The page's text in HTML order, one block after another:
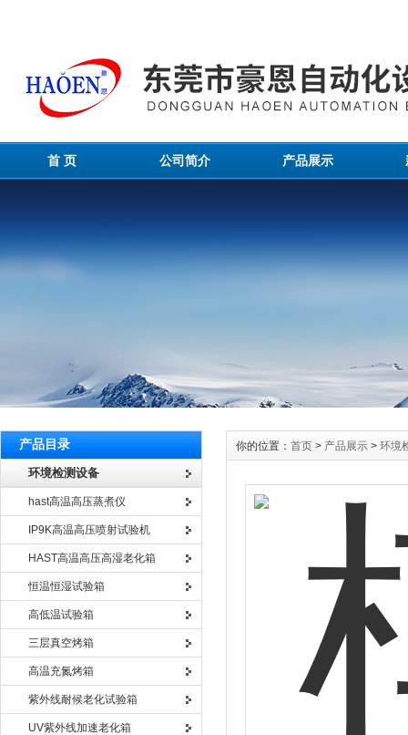
首 页 公司简介 产品展示
产品目录
环境检测设备
hast高温高压蒸煮仪
IP9K高温高压喷射试验机
HAST高温高压高湿老化箱
恒温恒湿试验箱
高低温试验箱
三层真空烤箱
高温充氮烤箱
紫外线耐候老化试验箱
UV紫外线加速老化箱
你的位置： 首页 > 产品展示 > 环境